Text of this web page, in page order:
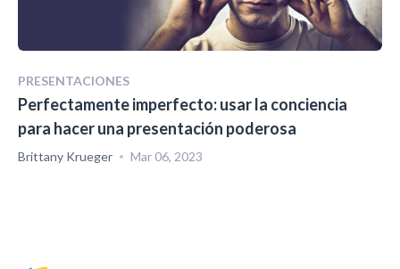
PRESENTACIONES
Perfectamente imperfecto: usar la conciencia
para hacer una presentación poderosa
Brittany Krueger Mar 06, 2023